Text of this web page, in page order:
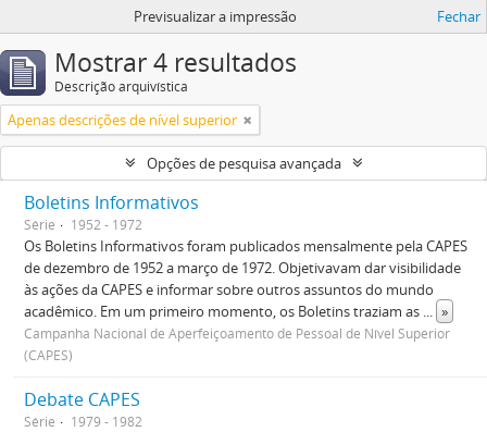
Previsualizar a impressão Fechar
Mostrar 4 resultados
Descrição arquivística
Apenas descrições de nível superior
Opções de pesquisa avançada
Boletins Informativos
Série 1952 - 1972
Os Boletins Informativos foram publicados mensalmente pela CAPES
de dezembro de 1952 a março de 1972. Objetivavam dar visibilidade
às ações da CAPES e informar sobre outros assuntos do mundo
acadêmico. Em um primeiro momento, os Boletins traziam as ... »
Campanha Nacional de Aperfeiçoamento de Pessoal de Nível Superior
(CAPES)
Debate CAPES
Série 1979 - 1982